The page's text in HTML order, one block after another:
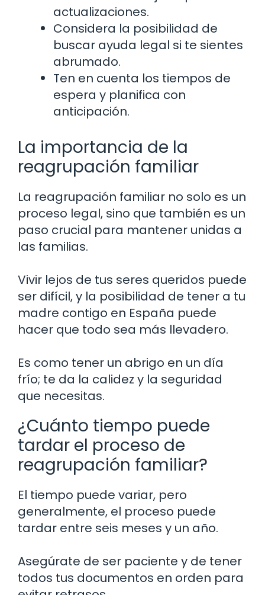
actualizaciones.
Considera la posibilidad de
buscar ayuda legal si te sientes
abrumado.
Ten en cuenta los tiempos de
espera y planifica con
anticipación.
La importancia de la
reagrupación familiar
La reagrupación familiar no solo es un
proceso legal, sino que también es un
paso crucial para mantener unidas a
las familias.
Vivir lejos de tus seres queridos puede
ser difícil, y la posibilidad de tener a tu
madre contigo en España puede
hacer que todo sea más llevadero.
Es como tener un abrigo en un día
frío; te da la calidez y la seguridad
que necesitas.
¿Cuánto tiempo puede
tardar el proceso de
reagrupación familiar?
El tiempo puede variar, pero
generalmente, el proceso puede
tardar entre seis meses y un año.
Asegúrate de ser paciente y de tener
todos tus documentos en orden para